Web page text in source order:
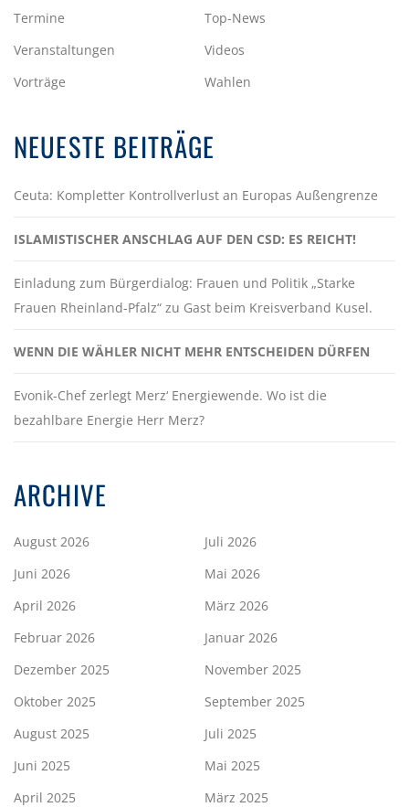
Termine
Top-News
Veranstaltungen
Videos
Vorträge
Wahlen
NEUESTE BEITRÄGE
Ceuta: Kompletter Kontrollverlust an Europas Außengrenze
ISLAMISTISCHER ANSCHLAG AUF DEN CSD: ES REICHT!
Einladung zum Bürgerdialog: Frauen und Politik „Starke
Frauen Rheinland-Pfalz“ zu Gast beim Kreisverband Kusel.
WENN DIE WÄHLER NICHT MEHR ENTSCHEIDEN DÜRFEN
Evonik-Chef zerlegt Merz‘ Energiewende. Wo ist die
bezahlbare Energie Herr Merz?
ARCHIVE
August 2026
Juli 2026
Juni 2026
Mai 2026
April 2026
März 2026
Februar 2026
Januar 2026
Dezember 2025
November 2025
Oktober 2025
September 2025
August 2025
Juli 2025
Juni 2025
Mai 2025
April 2025
März 2025